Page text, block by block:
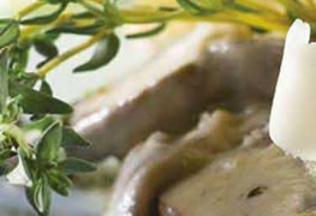
Crème Fouettée
Yogourt